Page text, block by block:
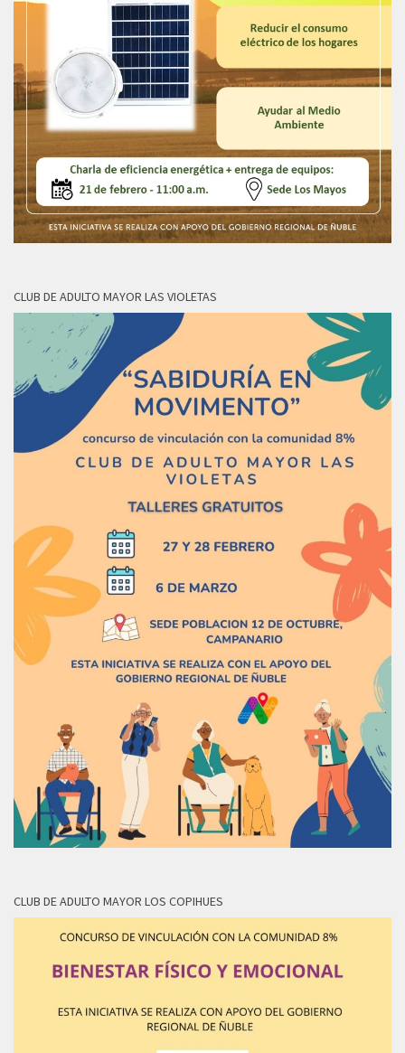
CLUB DE ADULTO MAYOR LAS VIOLETAS
CLUB DE ADULTO MAYOR LOS COPIHUES